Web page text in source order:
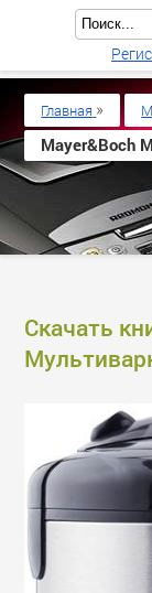
Скачать
Главная »
Mayer&Boch